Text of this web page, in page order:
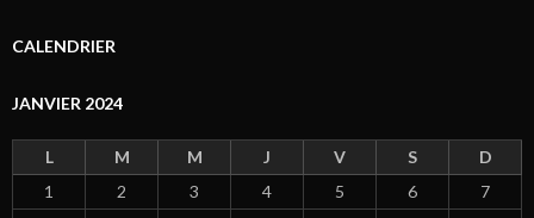
CALENDRIER
JANVIER 2024
L M M J V S
D
1
2 3 4 5 6
7